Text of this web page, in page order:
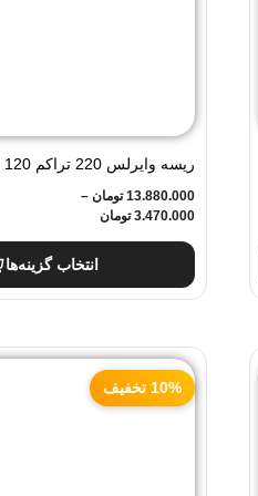
چسبدار برش 10 سانت اپتونیکا
13.880.000 تومان –
3.470.000 تومان
انتخاب گزینه‌ها
10% تخفیف